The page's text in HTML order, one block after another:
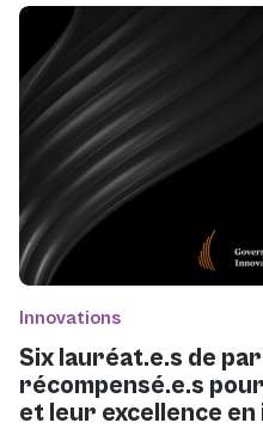
Innovations
Six lauréat.e.s de
récompensé.e.s
et leur excellence en